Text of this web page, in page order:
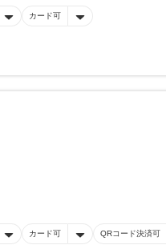
カード可
カード可 QRコード決済可